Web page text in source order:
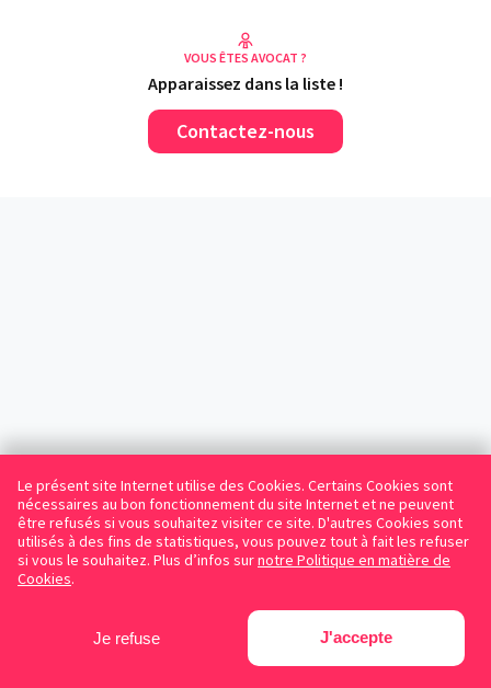
Le présent site Internet utilise des Cookies. Certains Cookies sont
nécessaires au bon fonctionnement du site Internet et ne peuvent
être refusés si vous souhaitez visiter ce site. D'autres Cookies sont
utilisés à des fins de statistiques, vous pouvez tout à fait les refuser
si vous le souhaitez. Plus d’infos surnotre Politique en matière de
Cookies.
Je refuse J'accepte
VOUS ÊTES AVOCAT ?
Apparaissez dans la liste !
Contactez-nous